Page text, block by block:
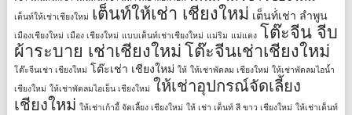
เต็นท์ให้เช่าเชียงใหม่ เต็นท์ให้เช่า เชียงใหม่ เต็นท์่เช่า ลำพูน
เมืองเชียงใหม่ เมือง เชียงใหม่ แบบเต็นท์เช่าเชียงใหม่ แม่ริม แม่แตง โต๊ะจีน จีบ
ผ้าระบาย เช่าเชียงใหม่ โต๊ะจีนเช่าเชียงใหม่
โต๊ะจีนเช่า เชียงใหม่ โต๊ะเช่า เชียงใหม่ ให้ ให้เช่าพัดลม เชียงใหม่ ให้เช่าพัดลมไอน้ำ
เชียงใหม่ ให้เช่าพัดลมไอเย็น เชียงใหม่ ให้เช่าอุปกรณ์จัดเลี้ยง
เชียงใหม่ ให้เช่าเก้าอี้ จัดเลี้ยง เชียงใหม่ ให้ เช่า เต็นท์ สี ขาว เชียงใหม่ ให้เช่าเต็นท์